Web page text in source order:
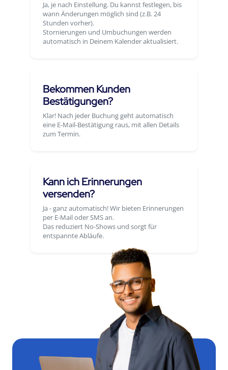
Ja, je nach Einstellung. Du kannst festlegen, bis
wann Änderungen möglich sind (z.B. 24
Stunden vorher).
Stornierungen und Umbuchungen werden
automatisch in Deinem Kalender aktualisiert.
Bekommen Kunden
Bestätigungen?
Klar! Nach jeder Buchung geht automatisch
eine E-Mail-Bestätigung raus, mit allen Details
zum Termin.
Kann ich Erinnerungen
versenden?
Ja - ganz automatisch! Wir bieten Erinnerungen
per E-Mail oder SMS an.
Das reduziert No-Shows und sorgt für
entspannte Abläufe.